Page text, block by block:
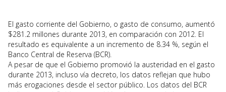
El gasto corriente del Gobierno, o gasto de consumo, aumentó
$281.2 millones durante 2013, en comparación con 2012. El
resultado es equivalente a un incremento de 8.34 %, según el
Banco Central de Reserva (BCR).
A pesar de que el Gobierno promovió la austeridad en el gasto
durante 2013, incluso vía decreto, los datos reflejan que hubo
más erogaciones desde el sector público. Los datos del BCR